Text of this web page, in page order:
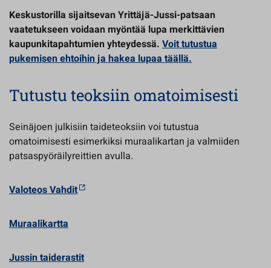
Keskustorilla sijaitsevan Yrittäjä-Jussi-patsaan
vaatetukseen voidaan myöntää lupa merkittävien
kaupunkitapahtumien yhteydessä. Voit tutustua
pukemisen ehtoihin ja hakea lupaa täällä.
Tutustu teoksiin omatoimisesti
Seinäjoen julkisiin taideteoksiin voi tutustua
omatoimisesti esimerkiksi muraalikartan ja valmiiden
patsaspyöräilyreittien avulla.
Valoteos Vahdit
Muraalikartta
Jussin taiderastit